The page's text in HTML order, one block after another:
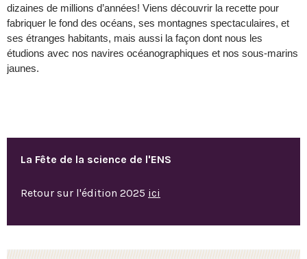
dizaines de millions d’années! Viens découvrir la recette pour
fabriquer le fond des océans, ses montagnes spectaculaires, et
ses étranges habitants, mais aussi la façon dont nous les
étudions avec nos navires océanographiques et nos sous-marins
jaunes.
La Fête de la science de l'ENS
Retour sur l'édition 2025 ici